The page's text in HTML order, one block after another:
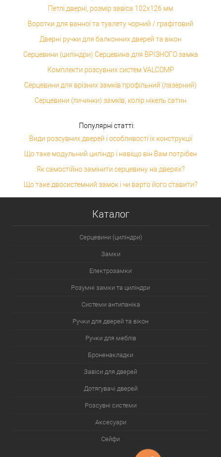
Петлі дверні, розмір завіса 102x126 мм
Воротки для ванної та туалету чорний / графітовий
Дверні ручки для балконних дверей та вікон
Серцевини (циліндри) Серцевина для ВРІЗНОГО замка
Комплекти розсувних систем VALCOMP
Серцевини для врізних замків профільний (лазерний)
Серцевини (личинки) замків, колір нікель сатин
Популярні статті:
Види розсувних дверей і особливості їх конструкції
Що таке модульний циліндр і навіщо він Вам потрібен
Як самостійно замінити серцевину на дверях?
Що таке двосистемний замок і чи варто його ставити?
Каталог
Серцевини (циліндри)
Замки
Електрозамки
Розумні замки та циліндри
Системи антипаніка
Ручки для дверей та вікон
Ручки для меблів
Броненакладки
Завіси для дверей
Дотягувачі дверей
Розсувні системи
Аксесуари
Сейфи